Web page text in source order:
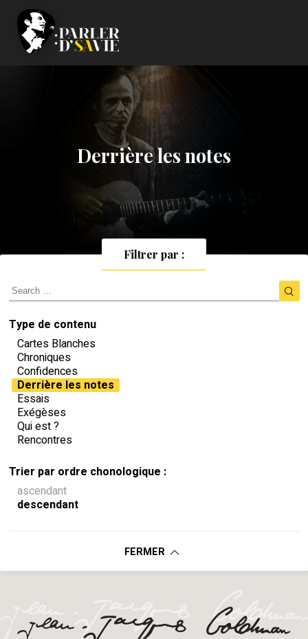
Derrière les notes
Filtrer par :
Type de contenu
Cartes Blanches
Chroniques
Confidences
Derrière les notes
Essais
Exégèses
Qui est ?
Rencontres
Trier par ordre chonologique :
ascendant
descendant
FERMER